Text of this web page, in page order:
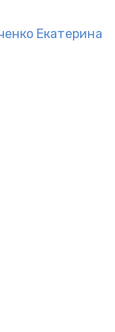
Екатерина